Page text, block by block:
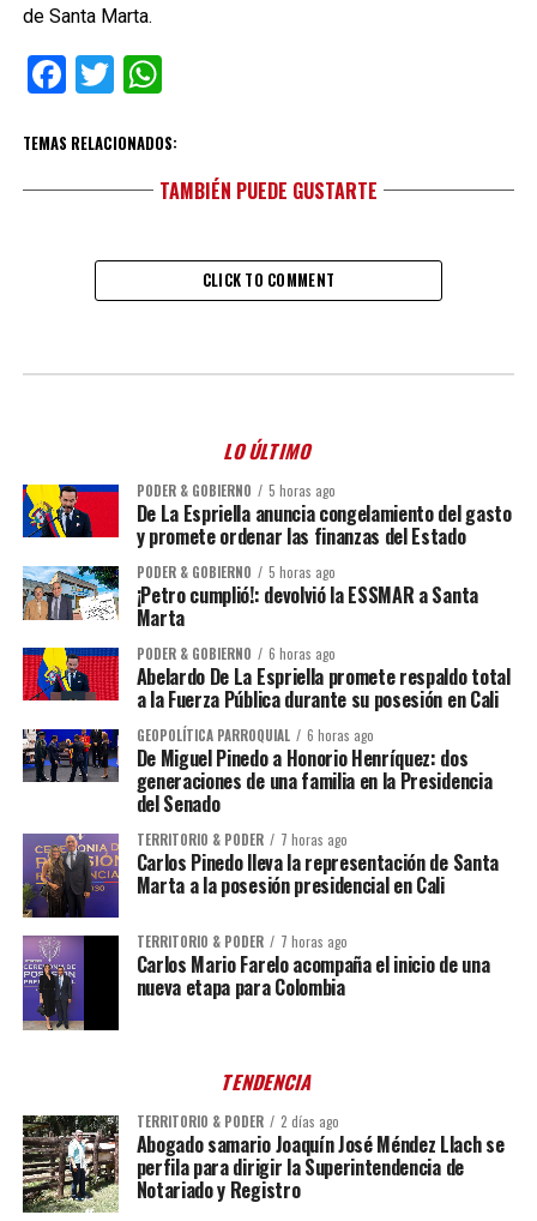
de Santa Marta.
Facebook
TwitterWhatsApp
TEMAS RELACIONADOS:
TAMBIÉN PUEDE GUSTARTE
CLICK TO COMMENT
LO ÚLTIMO
PODER & GOBIERNO 5 horas ago
De La Espriella anuncia congelamiento del gasto
y promete ordenar las finanzas del Estado
PODER & GOBIERNO 5 horas ago
¡Petro cumplió!: devolvió la ESSMAR a Santa
Marta
PODER & GOBIERNO 6 horas ago
Abelardo De La Espriella promete respaldo total
a la Fuerza Pública durante su posesión en Cali
GEOPOLÍTICA PARROQUIAL 6 horas ago
De Miguel Pinedo a Honorio Henríquez: dos
generaciones de una familia en la Presidencia
del Senado
TERRITORIO & PODER 7 horas ago
Carlos Pinedo lleva la representación de Santa
Marta a la posesión presidencial en Cali
TERRITORIO & PODER 7 horas ago
Carlos Mario Farelo acompaña el inicio de una
nueva etapa para Colombia
TENDENCIA
TERRITORIO & PODER 2 días ago
Abogado samario Joaquín José Méndez Llach se
perfila para dirigir la Superintendencia de
Notariado y Registro